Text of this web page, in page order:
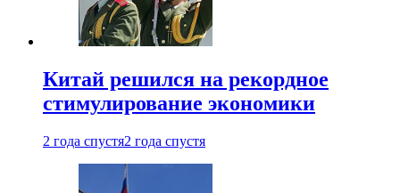
Китай решился на рекордное
стимулирование экономики
2 года спустя2 года спустя